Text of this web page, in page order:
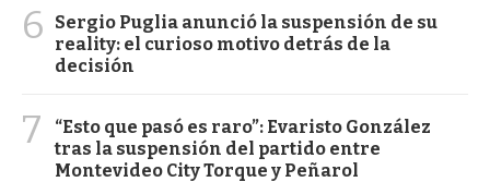
6
Sergio Puglia anunció la suspensión de su
reality: el curioso motivo detrás de la
decisión
7
“Esto que pasó es raro”: Evaristo González
tras la suspensión del partido entre
Montevideo City Torque y Peñarol